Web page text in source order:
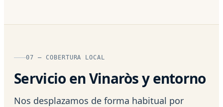
07 — COBERTURA LOCAL
Servicio en Vinaròs y entorno
Nos desplazamos de forma habitual por